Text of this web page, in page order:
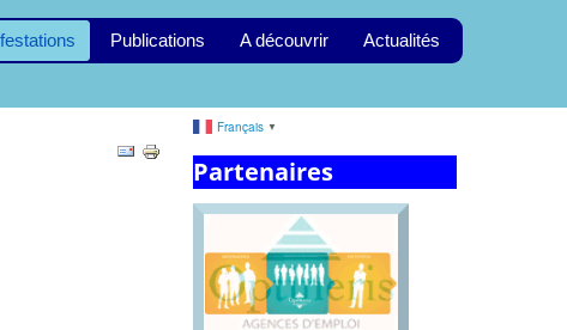
Publications A découvrir Actualités
Français ▼
Partenaires